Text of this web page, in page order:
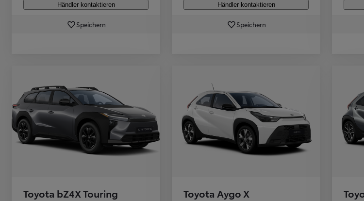
Händler kontaktieren
Speichern
Händler kontaktieren
Speichern
Toyota bZ4X Touring Toyota Aygo X